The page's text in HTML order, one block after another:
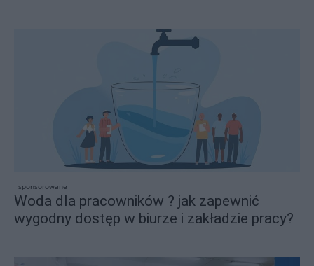
sponsorowane
Woda dla pracowników ? jak zapewnić
wygodny dostęp w biurze i zakładzie pracy?